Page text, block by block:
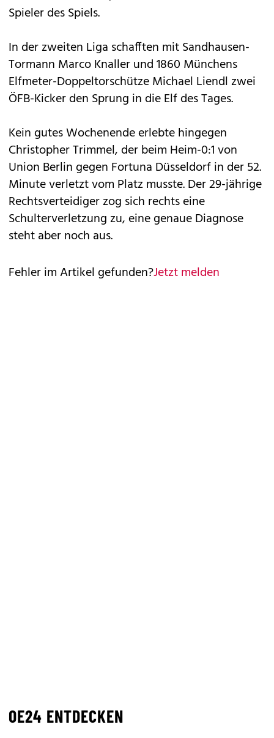
Spieler des Spiels.
In der zweiten Liga schafften mit Sandhausen-
Tormann Marco Knaller und 1860 Münchens
Elfmeter-Doppeltorschütze Michael Liendl zwei
ÖFB-Kicker den Sprung in die Elf des Tages.
Kein gutes Wochenende erlebte hingegen
Christopher Trimmel, der beim Heim-0:1 von
Union Berlin gegen Fortuna Düsseldorf in der 52.
Minute verletzt vom Platz musste. Der 29-jährige
Rechtsverteidiger zog sich rechts eine
Schulterverletzung zu, eine genaue Diagnose
steht aber noch aus.
Fehler im Artikel gefunden?Jetzt melden
OE24 ENTDECKEN